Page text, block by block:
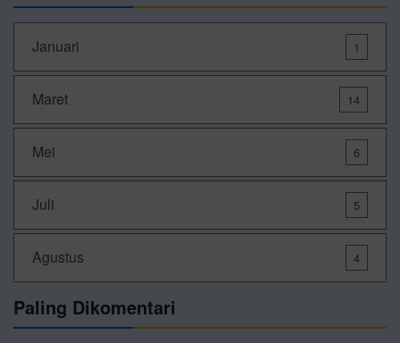
Januari 1
Maret 14
Mei 6
Juli 5
Agustus 4
Paling Dikomentari